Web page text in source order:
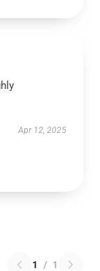
Apr 12, 2025
1 / 1